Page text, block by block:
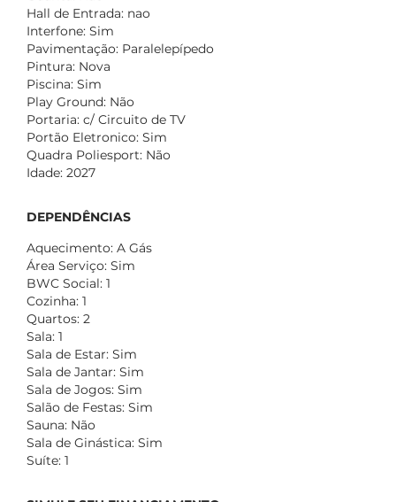
Hall de Entrada: nao
Interfone: Sim
Pavimentação: Paralelepípedo
Pintura: Nova
Piscina: Sim
Play Ground: Não
Portaria: c/ Circuito de TV
Portão Eletronico: Sim
Quadra Poliesport: Não
Idade: 2027
DEPENDÊNCIAS
Aquecimento: A Gás
Área Serviço: Sim
BWC Social: 1
Cozinha: 1
Quartos: 2
Sala: 1
Sala de Estar: Sim
Sala de Jantar: Sim
Sala de Jogos: Sim
Salão de Festas: Sim
Sauna: Não
Sala de Ginástica: Sim
Suíte: 1